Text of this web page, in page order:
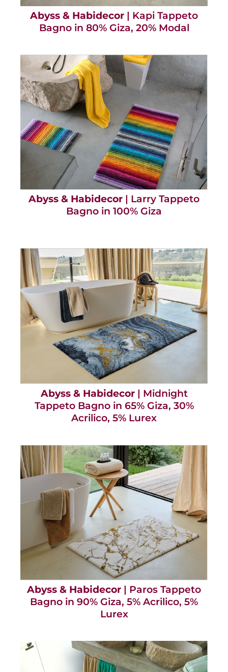
Abyss & Habidecor | Kapi Tappeto
Bagno in 80% Giza, 20% Modal
Abyss & Habidecor | Larry Tappeto
Bagno in 100% Giza
Abyss & Habidecor| Midnight
Tappeto Bagno in 65% Giza, 30%
Acrilico, 5% Lurex
Abyss & Habidecor | Paros Tappeto
Bagno in 90% Giza, 5% Acrilico, 5%
Lurex